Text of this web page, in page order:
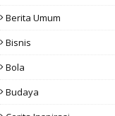
Berita Umum
Bisnis
Bola
Budaya